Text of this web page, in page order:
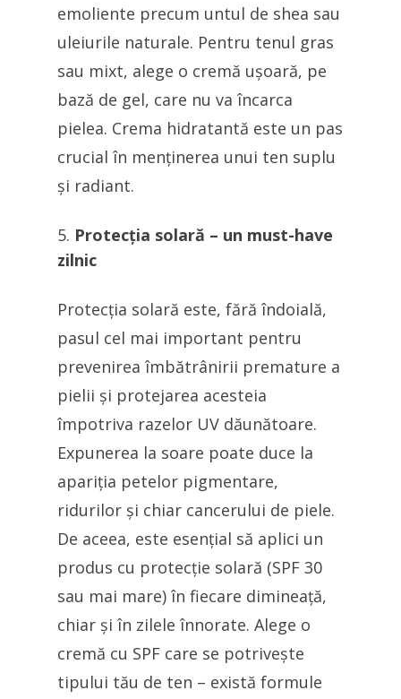
emoliente precum untul de shea sau
uleiurile naturale. Pentru tenul gras
sau mixt, alege o cremă ușoară, pe
bază de gel, care nu va încarca
pielea. Crema hidratantă este un pas
crucial în menținerea unui ten suplu
și radiant.
Protecția solară – un must-have
zilnic
Protecția solară este, fără îndoială,
pasul cel mai important pentru
prevenirea îmbătrânirii premature a
pielii și protejarea acesteia
împotriva razelor UV dăunătoare.
Expunerea la soare poate duce la
apariția petelor pigmentare,
ridurilor și chiar cancerului de piele.
De aceea, este esențial să aplici un
produs cu protecție solară (SPF 30
sau mai mare) în fiecare dimineață,
chiar și în zilele înnorate. Alege o
cremă cu SPF care se potrivește
tipului tău de ten – există formule